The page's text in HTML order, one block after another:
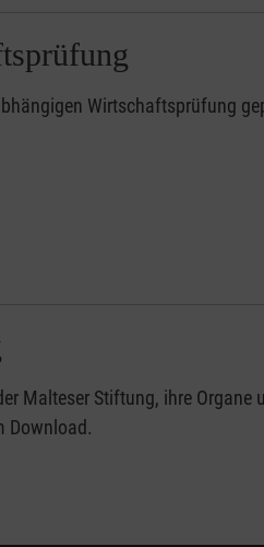
Wirtschaftsprüfung
Malteser Stiftung, ihre Organe
Download.